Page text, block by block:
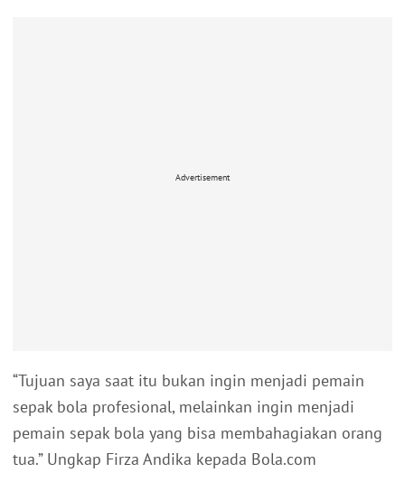
Advertisement
“Tujuan saya saat itu bukan ingin menjadi pemain
sepak bola profesional, melainkan ingin menjadi
pemain sepak bola yang bisa membahagiakan orang
tua.” Ungkap Firza Andika kepada Bola.com